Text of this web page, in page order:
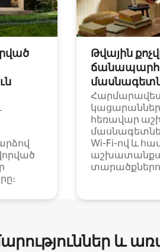
Թվային
կացարաններ
հեռավար
Wi-Fi-ով և
և